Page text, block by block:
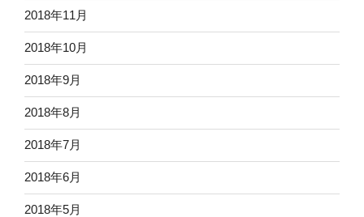
2018年11月
2018年10月
2018年9月
2018年8月
2018年7月
2018年6月
2018年5月